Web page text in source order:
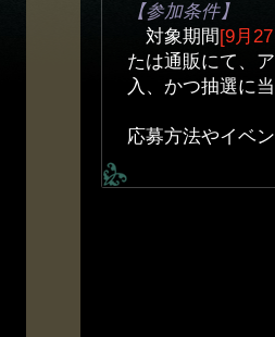
【参加条件】
対象期間[9月
たは通販にて、
入、かつ抽選に
応募方法やイベ